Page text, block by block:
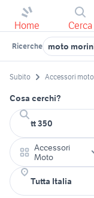
Home Cerca
Ricerche moto
Subito Accessori moto
Cosa cerchi?
Accessori
Moto